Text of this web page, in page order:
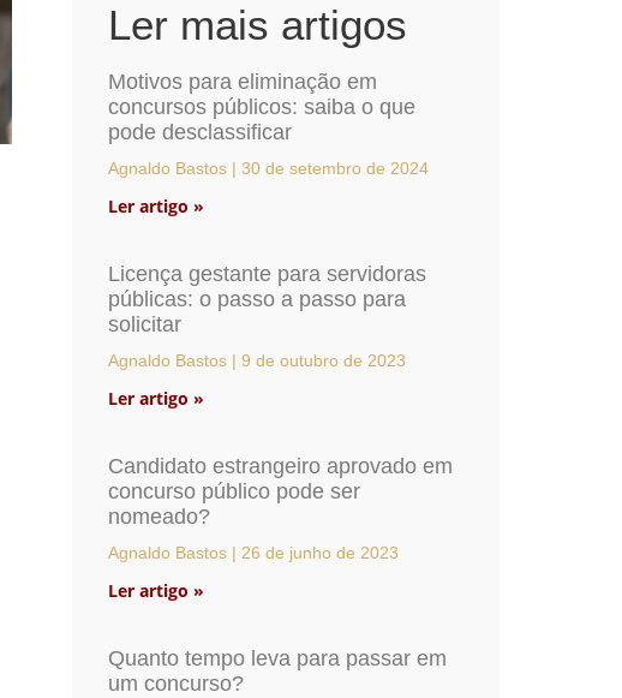
Ler mais artigos
Motivos para eliminação em
concursos públicos: saiba o que
pode desclassificar
Agnaldo Bastos 30 de setembro de 2024
Ler artigo »
Licença gestante para servidoras
públicas: o passo a passo para
solicitar
Agnaldo Bastos 9 de outubro de 2023
Ler artigo »
Candidato estrangeiro aprovado em
concurso público pode ser
nomeado?
Agnaldo Bastos 26 de junho de 2023
Ler artigo »
Quanto tempo leva para passar em
um concurso?